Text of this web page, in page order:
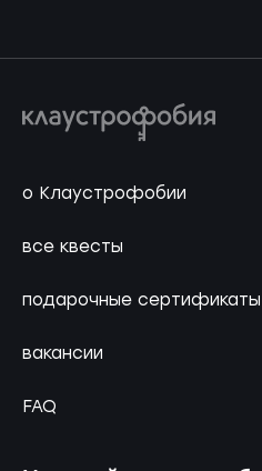
о Клаустрофобии
все квесты
подарочные сертификаты
вакансии
FAQ